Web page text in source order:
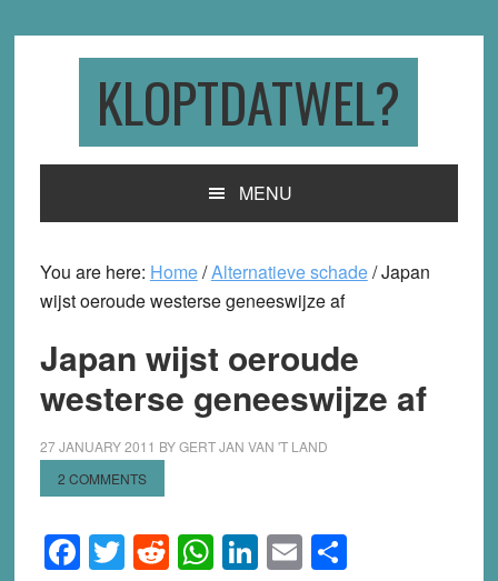
KLOPTDATWEL?
MENU
You are here: Home/Alternatieve schade/Japan
wijst oeroude westerse geneeswijze af
Japan wijst oeroude
westerse geneeswijze af
27 JANUARY 2011 BYGERT JAN VAN 'T LAND
2 COMMENTS
Facebook
Twitter
Reddit
WhatsApp
LinkedIn
EmailShare